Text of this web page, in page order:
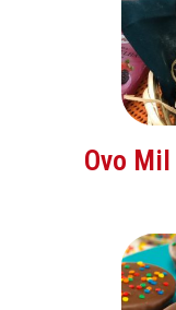
Ovo